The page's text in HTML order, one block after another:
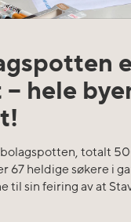
hele
totalt
67 heldige søkere i
til sin feiring av at